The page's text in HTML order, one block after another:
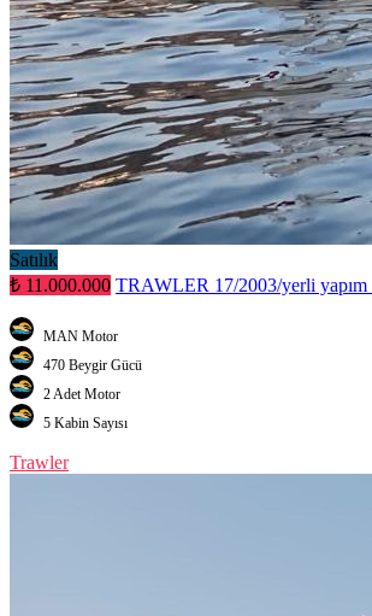
Satılık
₺ 11.000.000 TRAWLER 17/2003/yerli yapım
MAN Motor
470 Beygir Gücü
2 Adet Motor
5 Kabin Sayısı
Trawler